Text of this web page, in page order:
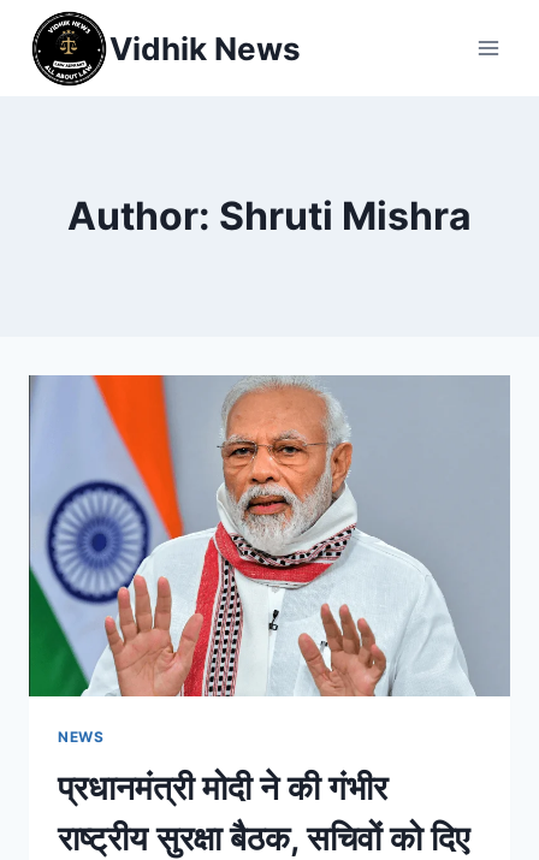
Vidhik News
Author: Shruti Mishra
NEWS
प्रधानमंत्री मोदी ने की गंभीर
राष्ट्रीय सुरक्षा बैठक, सचिवों को दिए